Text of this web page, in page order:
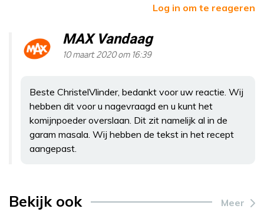
Log in om te reageren
MAX Vandaag
10 maart 2020 om 16:39
Beste ChristelVlinder, bedankt voor uw reactie. Wij
hebben dit voor u nagevraagd en u kunt het
komijnpoeder overslaan. Dit zit namelijk al in de
garam masala. Wij hebben de tekst in het recept
aangepast.
Bekijk ook Meer